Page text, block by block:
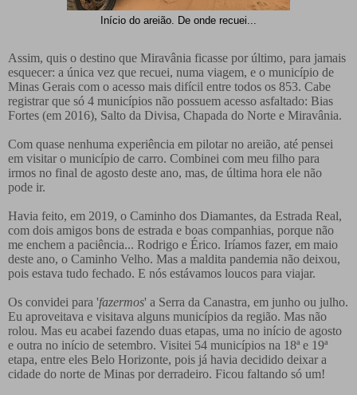
Início do areião. De onde recuei...
Assim, quis o destino que Miravânia ficasse por último, para jamais
esquecer: a única vez que recuei, numa viagem, e o município de
Minas Gerais com o acesso mais difícil entre todos os 853. Cabe
registrar que só 4 municípios não possuem acesso asfaltado: Bias
Fortes (em 2016), Salto da Divisa, Chapada do Norte e Miravânia.
Com quase nenhuma experiência em pilotar no areião, até pensei
em visitar o município de carro. Combinei com meu filho para
irmos no final de agosto deste ano, mas, de última hora ele não
pode ir.
Havia feito, em 2019, o Caminho dos Diamantes, da Estrada Real,
com dois amigos bons de estrada e boas companhias, porque não
me enchem a paciência... Rodrigo e Érico. Iríamos fazer, em maio
deste ano, o Caminho Velho. Mas a maldita pandemia não deixou,
pois estava tudo fechado. E nós estávamos loucos para viajar.
Os convidei para 'fazermos' a Serra da Canastra, em junho ou julho.
Eu aproveitava e visitava alguns municípios da região. Mas não
rolou. Mas eu acabei fazendo duas etapas, uma no início de agosto
e outra no início de setembro. Visitei 54 municípios na 18ª e 19ª
etapa, entre eles Belo Horizonte, pois já havia decidido deixar a
cidade do norte de Minas por derradeiro. Ficou faltando só um!